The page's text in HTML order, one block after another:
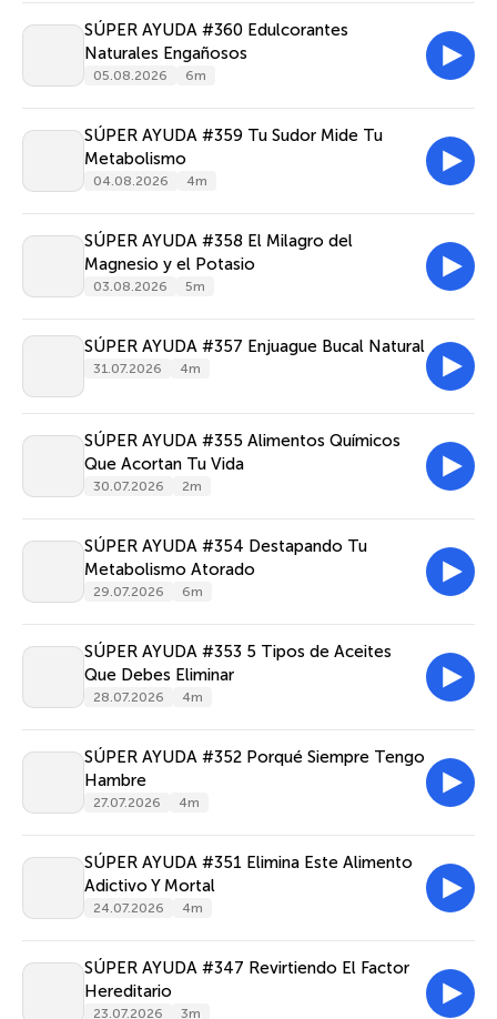
SÚPER AYUDA #360 Edulcorantes
Naturales Engañosos
05.08.2026 6m
SÚPER AYUDA #359 Tu Sudor Mide Tu
Metabolismo
04.08.2026 4m
SÚPER AYUDA #358 El Milagro del
Magnesio y el Potasio
03.08.2026 5m
SÚPER AYUDA #357 Enjuague Bucal Natural
31.07.2026 4m
SÚPER AYUDA #355 Alimentos Químicos
Que Acortan Tu Vida
30.07.2026 2m
SÚPER AYUDA #354 Destapando Tu
Metabolismo Atorado
29.07.2026 6m
SÚPER AYUDA #353 5 Tipos de Aceites
Que Debes Eliminar
28.07.2026 4m
SÚPER AYUDA #352 Porqué Siempre Tengo
Hambre
27.07.2026 4m
SÚPER AYUDA #351 Elimina Este Alimento
Adictivo Y Mortal
24.07.2026 4m
SÚPER AYUDA #347 Revirtiendo El Factor
Hereditario
23.07.2026 3m